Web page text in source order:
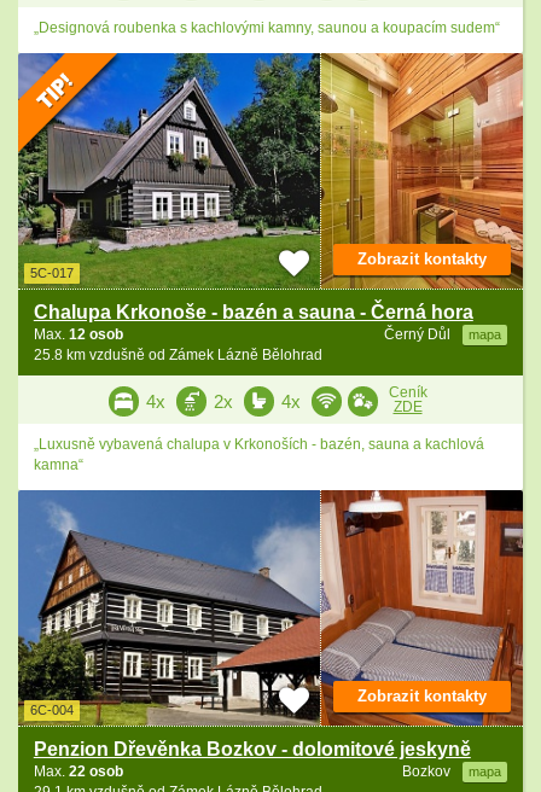
„Designová roubenka s kachlovými kamny, saunou a koupacím sudem“
5C-017
Chalupa Krkonoše - bazén a sauna - Černá hora
Černý Důl mapa
Max. 12 osob
25.8 km vzdušně od Zámek Lázně Bělohrad
Zobrazit kontakty
4x 2x 4x
Ceník
ZDE
„Luxusně vybavená chalupa v Krkonoších - bazén, sauna a kachlová
kamna“
6C-004
Penzion Dřevěnka Bozkov - dolomitové jeskyně
Bozkov mapa
Max. 22 osob
Zobrazit kontakty